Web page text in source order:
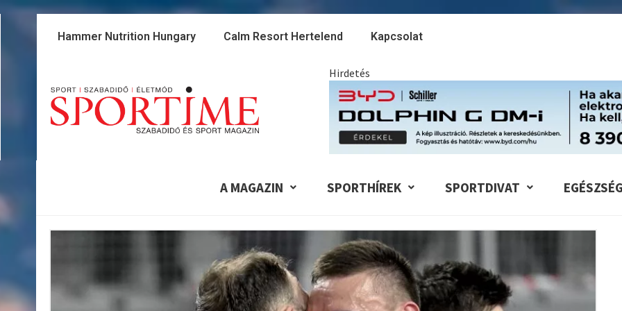
Skip
Hammer Nutrition Hungary Calm Resort Hertelend Kapcsolat
Hirdetés
A MAGAZIN SPORTHÍREK SPORTDIVAT EGÉSZSÉG